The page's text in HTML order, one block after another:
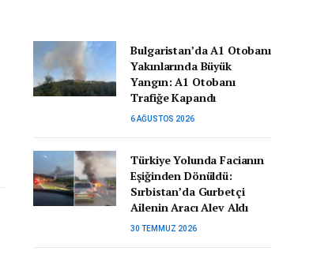
Bulgaristan’da A1 Otobanı
Yakınlarında Büyük
Yangın: A1 Otobanı
Trafiğe Kapandı
6 AĞUSTOS 2026
Türkiye Yolunda Facianın
Eşiğinden Dönüldü:
Sırbistan’da Gurbetçi
Ailenin Aracı Alev Aldı
30 TEMMUZ 2026